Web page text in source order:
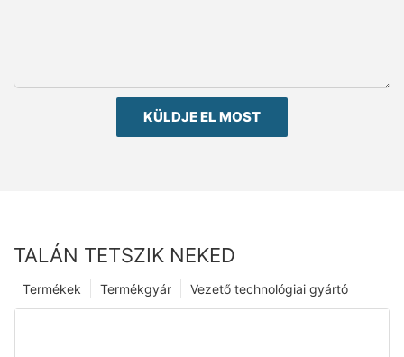
KÜLDJE EL MOST
TALÁN TETSZIK NEKED
Vezető technológiai gyártó
Termékgyár
Termékek